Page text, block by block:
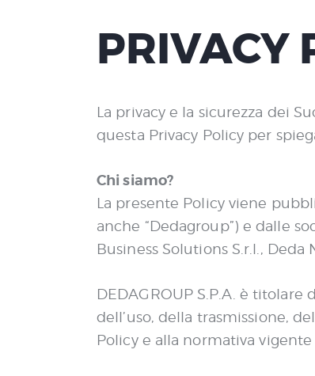
PRIVACY
La privacy e la sicurezza dei
questa Privacy Policy per
Chi siamo?
La presente Policy viene
anche “Dedagroup”) e dalle
Business Solutions S.r.l., Deda
DEDAGROUP S.P.A. è
dell’uso, della trasmissione,
Policy e alla normativa